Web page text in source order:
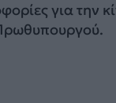
για την